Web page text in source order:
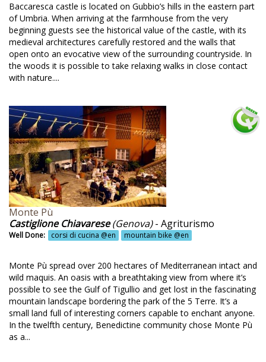
astronomiche @en
@en
@en
@en
fotovoltaici @en
soalri @en
solari @en
@en
Nazionale del pollino @en
a cavallo @en
@en
naturalistici @en
transumanza @en
natura @en
Baccaresca castle is located on Gubbio’s hills in the eastern part
of Umbria. When arriving at the farmhouse from the very
beginning guests see the historical value of the castle, with its
medieval architectures carefully restored and the walls that
open onto an evocative view of the surrounding countryside. In
the woods it is possible to take relaxing walks in close contact
with nature....
Monte Pù
Castiglione Chiavarese(Genova)- Agriturismo
Well Done: corsi di cucina @en mountain bike @en
Monte Pù spread over 200 hectares of Mediterranean intact and
wild maquis. An oasis with a breathtaking view from where it’s
possible to see the Gulf of Tigullio and get lost in the fascinating
mountain landscape bordering the park of the 5 Terre. It’s a
small land full of interesting corners capable to enchant anyone.
In the twelfth century, Benedictine community chose Monte Pù
as a...